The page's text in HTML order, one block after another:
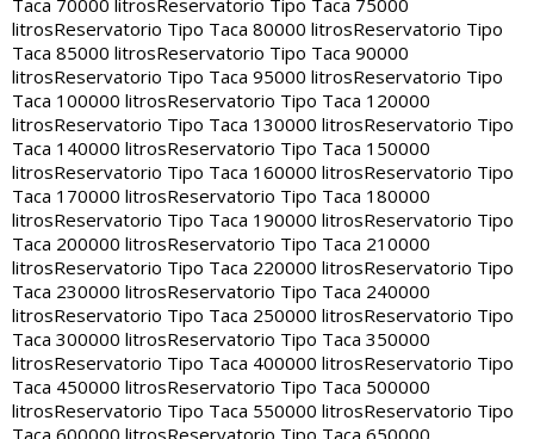
Taca 70000 litros Reservatorio Tipo Taca 75000
litrosReservatorio Tipo Taca 80000 litrosReservatorio Tipo
Taca 85000 litrosReservatorio Tipo Taca 90000
litrosReservatorio Tipo Taca 95000 litrosReservatorio Tipo
Taca 100000 litrosReservatorio Tipo Taca 120000
litrosReservatorio Tipo Taca 130000 litrosReservatorio Tipo
Taca 140000 litrosReservatorio Tipo Taca 150000
litrosReservatorio Tipo Taca 160000 litrosReservatorio Tipo
Taca 170000 litrosReservatorio Tipo Taca 180000
litrosReservatorio Tipo Taca 190000 litrosReservatorio Tipo
Taca 200000 litrosReservatorio Tipo Taca 210000
litrosReservatorio Tipo Taca 220000 litrosReservatorio Tipo
Taca 230000 litrosReservatorio Tipo Taca 240000
litrosReservatorio Tipo Taca 250000 litrosReservatorio Tipo
Taca 300000 litrosReservatorio Tipo Taca 350000
litrosReservatorio Tipo Taca 400000 litrosReservatorio Tipo
Taca 450000 litrosReservatorio Tipo Taca 500000
litrosReservatorio Tipo Taca 550000 litrosReservatorio Tipo